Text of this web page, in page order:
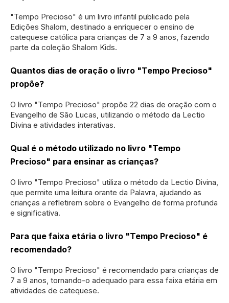
"Tempo Precioso" é um livro infantil publicado pela
Edições Shalom, destinado a enriquecer o ensino de
catequese católica para crianças de 7 a 9 anos, fazendo
parte da coleção Shalom Kids.
Quantos dias de oração o livro "Tempo Precioso"
propõe?
O livro "Tempo Precioso" propõe 22 dias de oração com o
Evangelho de São Lucas, utilizando o método da Lectio
Divina e atividades interativas.
Qual é o método utilizado no livro "Tempo
Precioso" para ensinar as crianças?
O livro "Tempo Precioso" utiliza o método da Lectio Divina,
que permite uma leitura orante da Palavra, ajudando as
crianças a refletirem sobre o Evangelho de forma profunda
e significativa.
Para que faixa etária o livro "Tempo Precioso" é
recomendado?
O livro "Tempo Precioso" é recomendado para crianças de
7 a 9 anos, tornando-o adequado para essa faixa etária em
atividades de catequese.